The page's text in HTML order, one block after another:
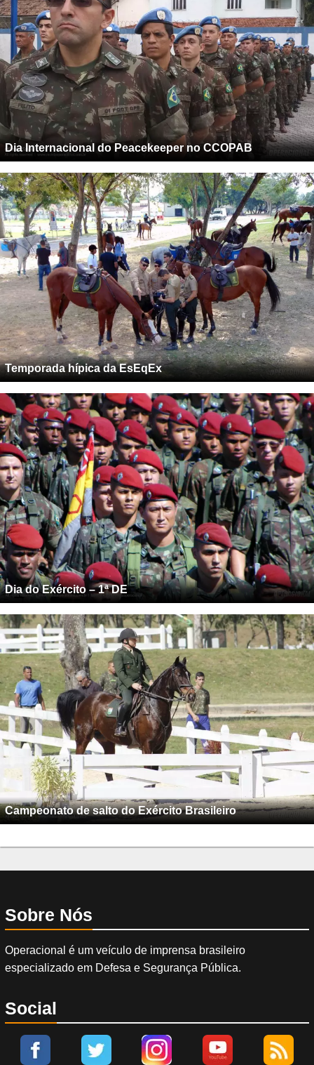
Dia Internacional do Peacekeeper no CCOPAB
Temporada hípica da EsEqEx
Dia do Exército – 1ª DE
Campeonato de salto do Exército Brasileiro
Sobre Nós
Operacional é um veículo de imprensa brasileiro
especializado em Defesa e Segurança Pública.
Social